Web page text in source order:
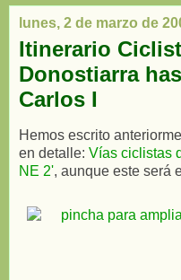
lunes, 2 de marzo de
Itinerario
Donostiarra
Carlos I
Hemos escrito
en detalle: Vías ciclistas
NE 2', aunque este será